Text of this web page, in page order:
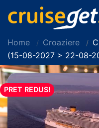
Home Croaziere
(15-08-2027 > 22-08-
PRET REDUS!